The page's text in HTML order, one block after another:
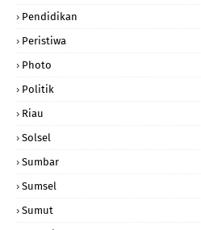
Pendidikan
Peristiwa
Photo
Politik
Riau
Solsel
Sumbar
Sumsel
Sumut